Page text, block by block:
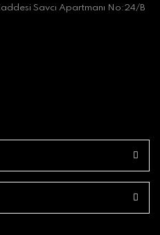
Savcı Apartmanı No:24/B